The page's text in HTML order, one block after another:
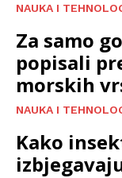
NAUKA I
Za samo
popisali
morskih
NAUKA I
Kako